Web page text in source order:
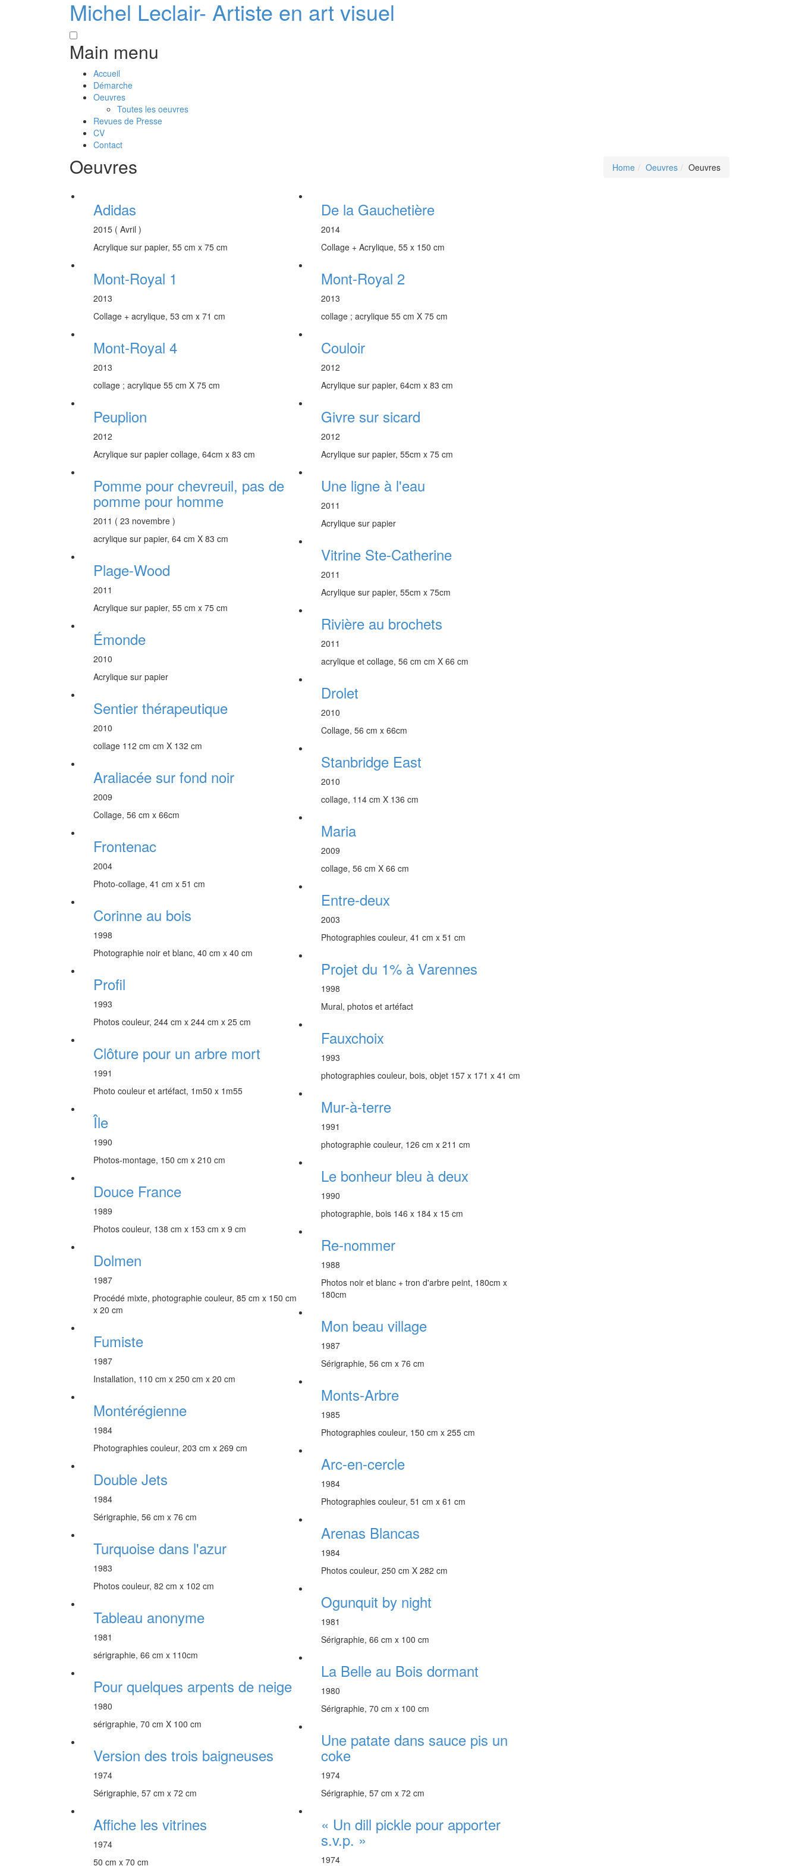
Skip to main contentMichel Leclair- Artiste en art visuel
Main menu
Accueil
Démarche
Oeuvres
Toutes les oeuvres
Revues de Presse
CV
Contact
Oeuvres Home Oeuvres Oeuvres
Adidas
2015 ( Avril )
Acrylique sur papier, 55 cm x 75 cm
De la Gauchetière
2014
Collage + Acrylique, 55 x 150 cm
Mont-Royal 1
2013
Collage + acrylique, 53 cm x 71 cm
Mont-Royal 2
2013
collage ; acrylique 55 cm X 75 cm
Mont-Royal 4
2013
collage ; acrylique 55 cm X 75 cm
Couloir
2012
Acrylique sur papier, 64cm x 83 cm
Peuplion
2012
Acrylique sur papier collage, 64cm x 83 cm
Givre sur sicard
2012
Acrylique sur papier, 55cm x 75 cm
Pomme pour chevreuil, pas de
pomme pour homme
2011 ( 23 novembre )
acrylique sur papier, 64 cm X 83 cm
Une ligne à l'eau
2011
Acrylique sur papier
Vitrine Ste-Catherine
2011
Acrylique sur papier, 55cm x 75cm
Plage-Wood
2011
Acrylique sur papier, 55 cm x 75 cm
Rivière au brochets
2011
acrylique et collage, 56 cm cm X 66 cm
Émonde
2010
Acrylique sur papier
Drolet
2010
Collage, 56 cm x 66cm
Sentier thérapeutique
2010
collage 112 cm cm X 132 cm
Stanbridge East
2010
collage, 114 cm X 136 cm
Araliacée sur fond noir
2009
Collage, 56 cm x 66cm
Maria
2009
collage, 56 cm X 66 cm
Frontenac
2004
Photo-collage, 41 cm x 51 cm
Entre-deux
2003
Photographies couleur, 41 cm x 51 cm
Corinne au bois
1998
Photographie noir et blanc, 40 cm x 40 cm
Projet du 1% à Varennes
1998
Mural, photos et artéfact
Profil
1993
Photos couleur, 244 cm x 244 cm x 25 cm
Fauxchoix
1993
photographies couleur, bois, objet 157 x 171 x 41 cm
Clôture pour un arbre mort
1991
Photo couleur et artéfact, 1m50 x 1m55
Mur-à-terre
1991
photographie couleur, 126 cm x 211 cm
Île
1990
Photos-montage, 150 cm x 210 cm
Le bonheur bleu à deux
1990
photographie, bois 146 x 184 x 15 cm
Douce France
1989
Photos couleur, 138 cm x 153 cm x 9 cm
Re-nommer
1988
Photos noir et blanc + tron d'arbre peint, 180cm x
180cm
Dolmen
1987
Procédé mixte, photographie couleur, 85 cm x 150 cm
x 20 cm
Mon beau village
1987
Sérigraphie, 56 cm x 76 cm
Fumiste
1987
Installation, 110 cm x 250 cm x 20 cm
Monts-Arbre
1985
Photographies couleur, 150 cm x 255 cm
Montérégienne
1984
Photographies couleur, 203 cm x 269 cm
Arc-en-cercle
1984
Photographies couleur, 51 cm x 61 cm
Double Jets
1984
Sérigraphie, 56 cm x 76 cm
Arenas Blancas
1984
Photos couleur, 250 cm X 282 cm
Turquoise dans l'azur
1983
Photos couleur, 82 cm x 102 cm
Ogunquit by night
1981
Sérigraphie, 66 cm x 100 cm
Tableau anonyme
1981
sérigraphie, 66 cm x 110cm
La Belle au Bois dormant
1980
Sérigraphie, 70 cm x 100 cm
Pour quelques arpents de neige
1980
sérigraphie, 70 cm X 100 cm
Une patate dans sauce pis un
coke
1974
Sérigraphie, 57 cm x 72 cm
Version des trois baigneuses
1974
Sérigraphie, 57 cm x 72 cm
Affiche les vitrines
1974
50 cm x 70 cm
« Un dill pickle pour apporter
s.v.p. »
1974